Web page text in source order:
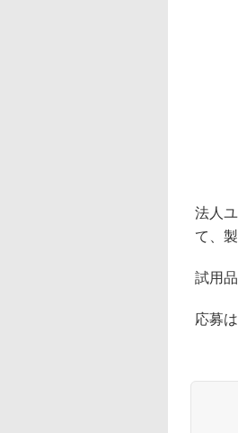
法人
て、
試用
応募